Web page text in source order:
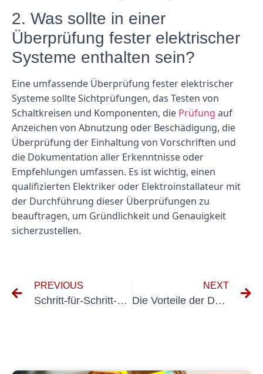
2. Was sollte in einer
Überprüfung fester elektrischer
Systeme enthalten sein?
Eine umfassende Überprüfung fester elektrischer
Systeme sollte Sichtprüfungen, das Testen von
Schaltkreisen und Komponenten, die Prüfung auf
Anzeichen von Abnutzung oder Beschädigung, die
Überprüfung der Einhaltung von Vorschriften und
die Dokumentation aller Erkenntnisse oder
Empfehlungen umfassen. Es ist wichtig, einen
qualifizierten Elektriker oder Elektroinstallateur mit
der Durchführung dieser Überprüfungen zu
beauftragen, um Gründlichkeit und Genauigkeit
sicherzustellen.
PREVIOUS
Schritt-für-Schritt-Anleitung zum Erstellen einer Prüfprotokoll-DGUV-V3-Vorlage in Excel
NEXT
Die Vorteile der DGUV V3-Prüfung für ortsveränderliche Elektrogeräte